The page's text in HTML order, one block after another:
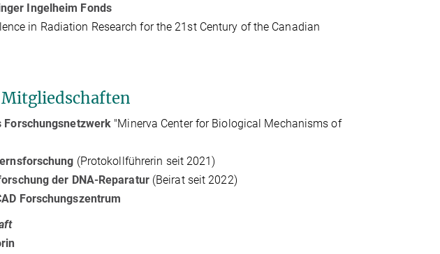
Ingelheim Fonds
in Radiation Research for the 21st Century of the Canadian
"Minerva Center for Biological Mechanisms of
(Protokollführerin seit 2021)
der DNA-Reparatur (Beirat seit 2022)
Forschungszentrum